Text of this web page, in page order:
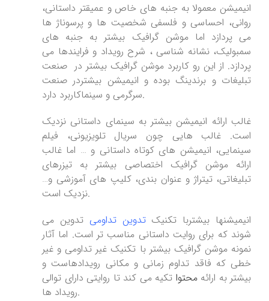
انیمیشن معمولا به جنبه های خاص و عمیقتر داستانی،
روانی، احساسی و فلسفی شخصیت ها و پرسوناژ ها
می پردازد اما موشن گرافیک بیشتر به جنبه های
سمبولیک، نشانه شناسی ، شرح رویداد و فرایندها می
پردازد. از این رو کاربرد موشن گرافیک بیشتر در صنعت
تبلیغات و برندینگ بوده و انیمیشن بیشتردر صنعت
سرگرمی و سینماکاربرد دارد.
غالب ارائه انیمیشن بیشتر به سینمای داستانی نزدیک
است. غالب هایی چون سریال تلویزیونی، فیلم
سینمایی، انیمیشن های کوتاه داستانی و … اما غالب
ارائه موشن گرافیک اختصاصی بیشتر به تیزرهای
تبلیغاتی، تیتراژ و عنوان بندی، کلیپ های آموزشی و…
نزدیک است.
انیمیشنها بیشتربا تکنیکتدوین تداومی تدوین می
شوند که برای روایت داستانی مناسب تر است. اما آثار
نمونه موشن گرافیک بیشتر با تکنیک غیر تداومی و غیر
خطی که فاقد تداوم زمانی و مکانی رویدادهاست و
بیشتر به ارائهمحتوا تکیه می کند تا روایتی دارای توالی
رویداد ها.